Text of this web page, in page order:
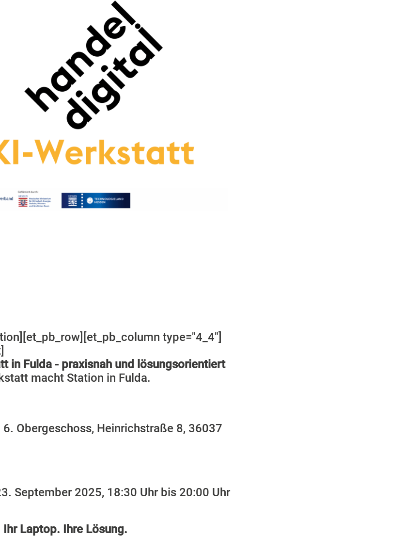
type="4_4"]
in Fulda - praxisnah und lösungsorientiert
macht Station in Fulda.
6. Obergeschoss, Heinrichstraße 8, 36037
September 2025, 18:30 Uhr bis 20:00 Uhr
Ihr Laptop. Ihre Lösung.